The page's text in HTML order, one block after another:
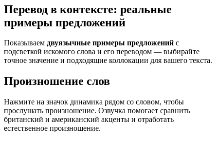
Перевод в контексте: реальные
примеры предложений
Показываем двуязычные примеры предложений с
подсветкой искомого слова и его переводом — выбирайте
точное значение и подходящие коллокации для вашего текста.
Произношение слов
Нажмите на значок динамика рядом со словом, чтобы
прослушать произношение. Озвучка помогает сравнить
британский и американский акценты и отработать
естественное произношение.